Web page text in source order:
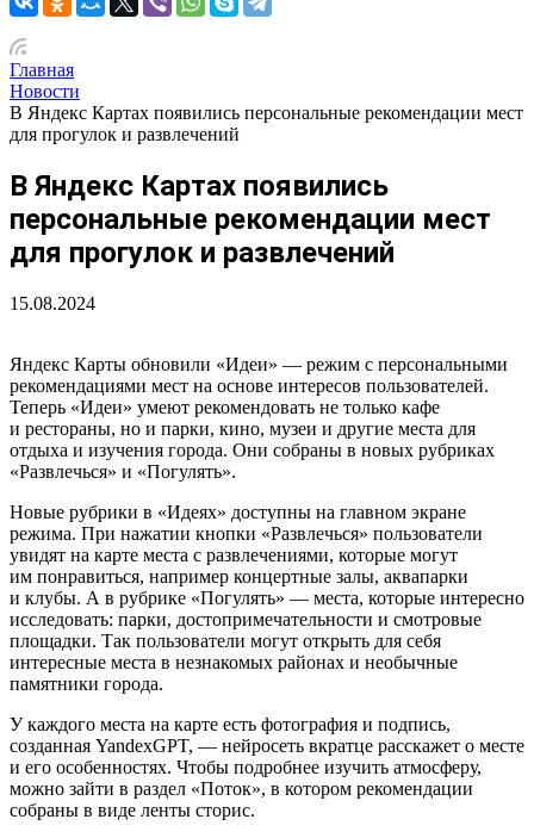
Главная
Новости
В Яндекс Картах появились персональные рекомендации мест
для прогулок и развлечений
В Яндекс Картах появились
персональные рекомендации мест
для прогулок и развлечений
15.08.2024
Яндекс Карты обновили «Идеи» — режим с персональными
рекомендациями мест на основе интересов пользователей.
Теперь «Идеи» умеют рекомендовать не только кафе
и рестораны, но и парки, кино, музеи и другие места для
отдыха и изучения города. Они собраны в новых рубриках
«Развлечься» и «Погулять».
Новые рубрики в «Идеях» доступны на главном экране
режима. При нажатии кнопки «Развлечься» пользователи
увидят на карте места с развлечениями, которые могут
им понравиться, например концертные залы, аквапарки
и клубы. А в рубрике «Погулять» — места, которые интересно
исследовать: парки, достопримечательности и смотровые
площадки. Так пользователи могут открыть для себя
интересные места в незнакомых районах и необычные
памятники города.
У каждого места на карте есть фотография и подпись,
созданная YandexGPT, — нейросеть вкратце расскажет о месте
и его особенностях. Чтобы подробнее изучить атмосферу,
можно зайти в раздел «Поток», в котором рекомендации
собраны в виде ленты сторис.